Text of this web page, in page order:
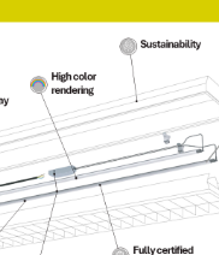
ADV1
89603463
LED LLE
ADV1
89603464